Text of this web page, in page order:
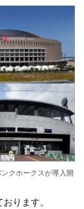
クホークスが導入開
ります。